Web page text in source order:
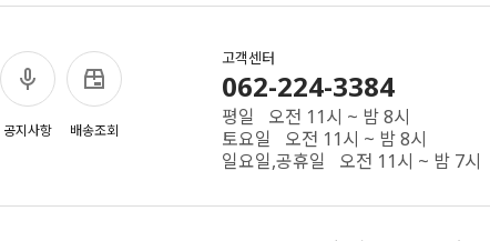
공지사항 배송조회
고객센터
062-224-3384
평일 오전 11시 ~ 밤 8시
토요일 오전 11시 ~ 밤 8시
일요일,공휴일 오전 11시 ~ 밤 7시